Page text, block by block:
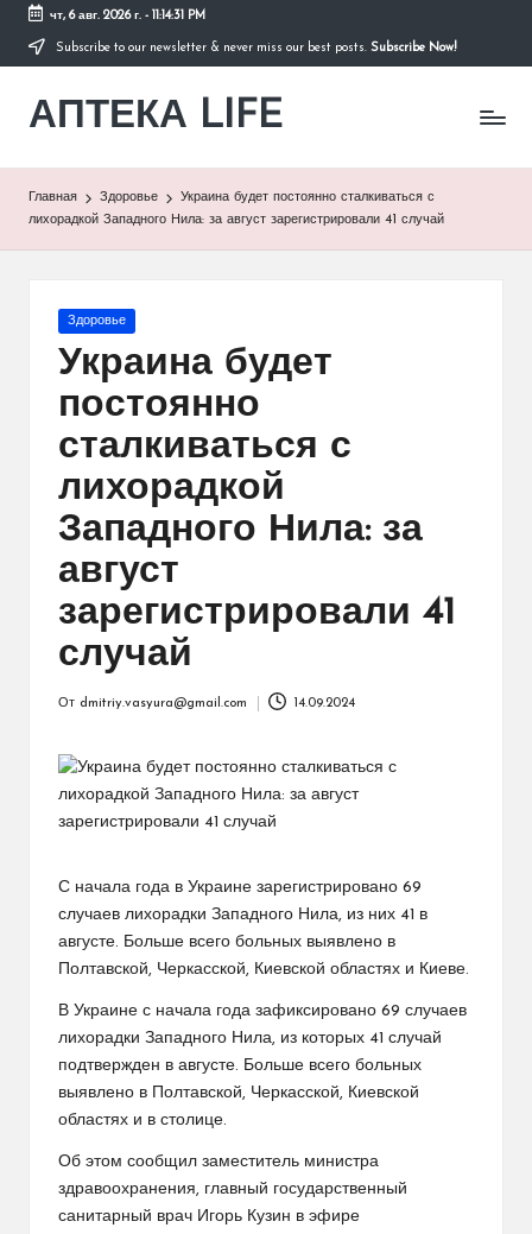
Перейти
содержимому
чт, 6 авг. 2026 г.- 11:14:32 PM
Subscribe to our newsletter & never miss our best posts. Subscribe Now!
АПТЕКА LIFE
сайт
здоровом
Главная Здоровье
Украина будет постоянно сталкиваться с
лихорадкой Западного Нила: за август зарегистрировали 41 случай
Опубликовано
Здоровье
Украина будет
постоянно
сталкиваться с
лихорадкой
Западного Нила: за
август
зарегистрировали 41
случай
От dmitriy.vasyura@gmail.com 14.09.2024
С начала года в Украине зарегистрировано 69
случаев лихорадки Западного Нила, из них 41 в
августе. Больше всего больных выявлено в
Полтавской, Черкасской, Киевской областях и Киеве.
В Украине с начала года зафиксировано 69 случаев
лихорадки Западного Нила, из которых 41 случай
подтвержден в августе. Больше всего больных
выявлено в Полтавской, Черкасской, Киевской
областях и в столице.
Об этом сообщил заместитель министра
здравоохранения, главный государственный
санитарный врач Игорь Кузин в эфире